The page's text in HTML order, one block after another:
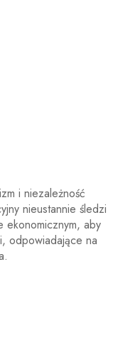
i niezależność
nieustannie śledzi
ekonomicznym, aby
odpowiadające na